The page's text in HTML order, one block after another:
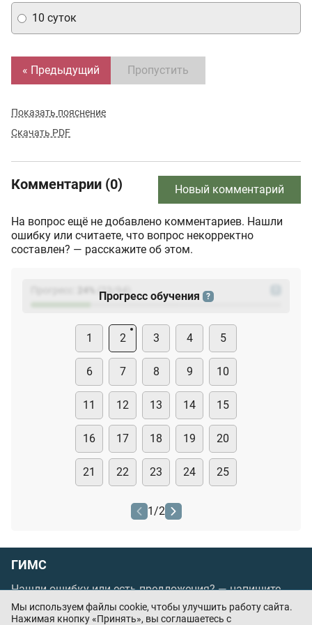
10 суток
« Предыдущий Пропустить
Показать пояснение
Скачать PDF
Комментарии (0) Новый комментарий
На вопрос ещё не добавлено комментариев. Нашли
ошибку или считаете, что вопрос некорректно
составлен? — расскажите об этом.
(23
Прогресс обучения ?
1 2 3 4 5
6 7 8 9 10
11 12 13 14 15
16 17 18 19 20
21 22 23 24 25
1 /2
ГИМС
Нашли ошибку или есть предложения? —напишите
нам
Порядок проведения оплаты по банковским
Мы используем файлы cookie, чтобы улучшить работу сайта.
Нажимая кнопку «Принять», вы соглашаетесь с